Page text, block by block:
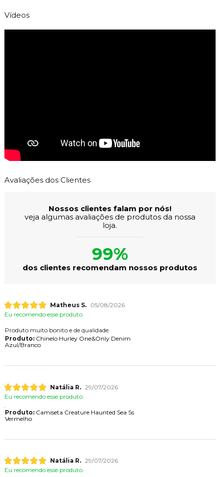
Vídeos
Avaliações dos Clientes
Nossos clientes falam por nós!
veja algumas avaliações de produtos da nossa
loja.
99%
dos clientes recomendam nossos produtos
Matheus S.
05/08/2026
Eu recomendo esse produto.
Produto muito bonito e de qualidade.
Produto:Chinelo Hurley One&Only Denim
Azul/Branco
Natália R. 29/07/2026
Eu recomendo esse produto.
Produto:Camiseta Creature Haunted Sea Ss
Vermelho
Natália R. 29/07/2026
Eu recomendo esse produto.